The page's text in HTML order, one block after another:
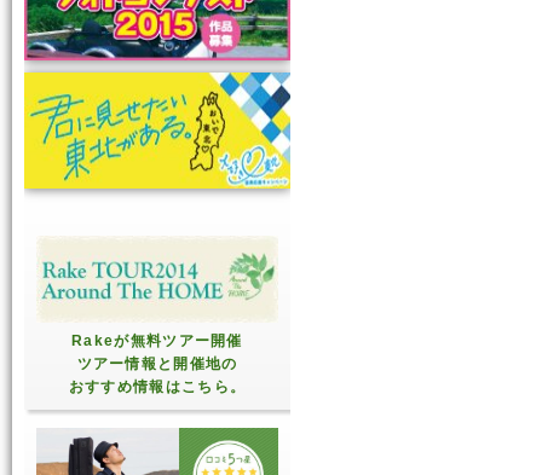
Rakeが無料ツアー開催
ツアー情報と開催地の
おすすめ情報はこちら。